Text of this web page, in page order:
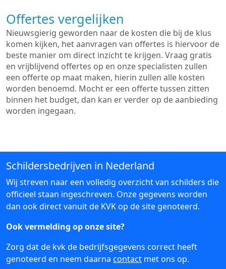
Offertes vergelijken
Nieuwsgierig geworden naar de kosten die bij de klus
komen kijken, het aanvragen van offertes is hiervoor de
beste manier om direct inzicht te krijgen. Vraag gratis
en vrijblijvend offertes op en onze specialisten zullen
een offerte op maat maken, hierin zullen alle kosten
worden benoemd. Mocht er een offerte tussen zitten
binnen het budget, dan kan er verder op de aanbieding
worden ingegaan.
Schildersbedrijven in Nederland
Wij streven naar een volledig overzicht van schilders die
officieel staan ingeschreven. Onze gegevens worden
dan ook direct vanuit de KVK op de site genoteerd.
Ook vermelding op onze site?
Zorg dat de kvk de bedrijfsgegevens correct heeft
genoteerd en neem daarna contact met ons op.